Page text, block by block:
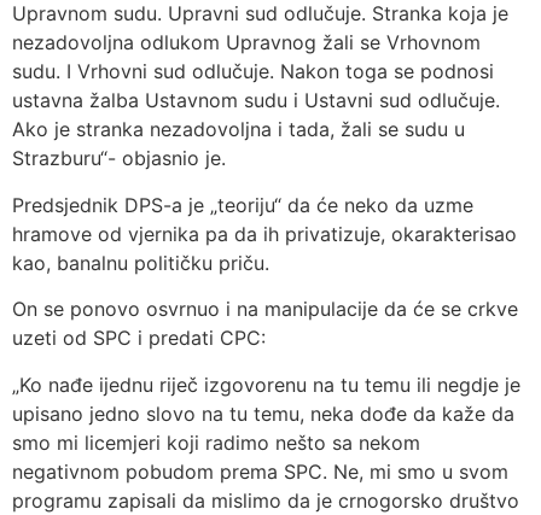
Upravnom sudu. Upravni sud odlučuje. Stranka koja je
nezadovoljna odlukom Upravnog žali se Vrhovnom
sudu. I Vrhovni sud odlučuje. Nakon toga se podnosi
ustavna žalba Ustavnom sudu i Ustavni sud odlučuje.
Ako je stranka nezadovoljna i tada, žali se sudu u
Strazburu“- objasnio je.
Predsjednik DPS-a je „teoriju“ da će neko da uzme
hramove od vjernika pa da ih privatizuje, okarakterisao
kao, banalnu političku priču.
On se ponovo osvrnuo i na manipulacije da će se crkve
uzeti od SPC i predati CPC:
„Ko nađe ijednu riječ izgovorenu na tu temu ili negdje je
upisano jedno slovo na tu temu, neka dođe da kaže da
smo mi licemjeri koji radimo nešto sa nekom
negativnom pobudom prema SPC. Ne, mi smo u svom
programu zapisali da mislimo da je crnogorsko društvo